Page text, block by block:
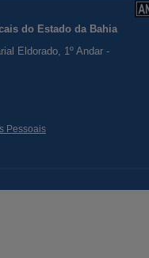
do Estado da Bahia
Eldorado, 1º Andar -
Pessoais